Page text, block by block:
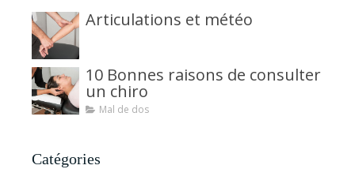
Articulations et météo
10 Bonnes raisons de consulter
un chiro
Mal de dos
Catégories